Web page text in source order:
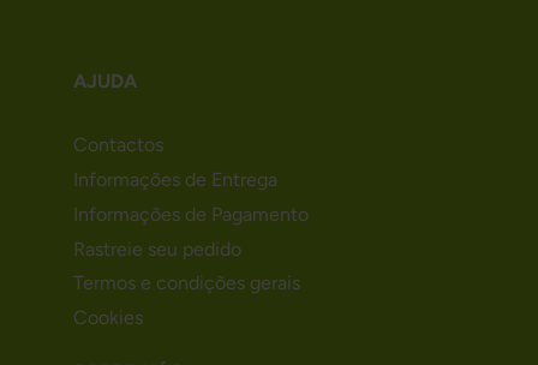
AJUDA
Contactos
Informações de Entrega
Informações de Pagamento
Rastreie seu pedido
Termos e condições gerais
Cookies